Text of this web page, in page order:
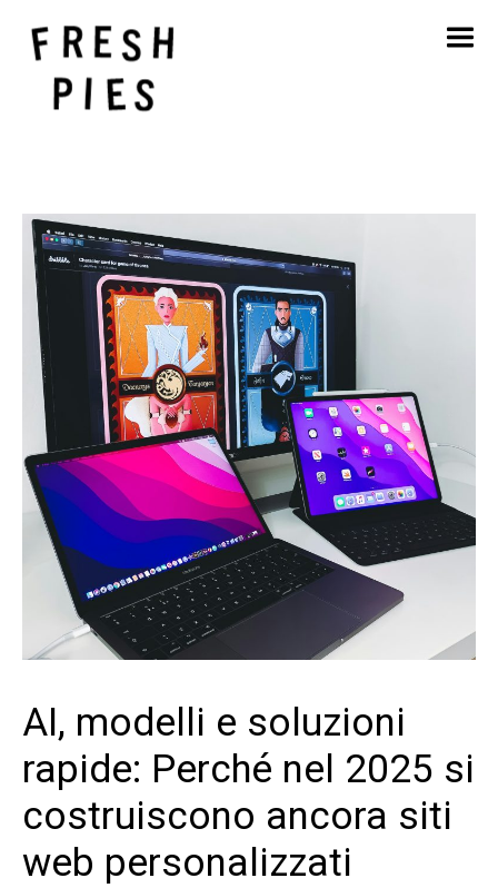
Casa
Contatto
AI, modelli e soluzioni
rapide: Perché nel 2025 si
costruiscono ancora siti
web personalizzati